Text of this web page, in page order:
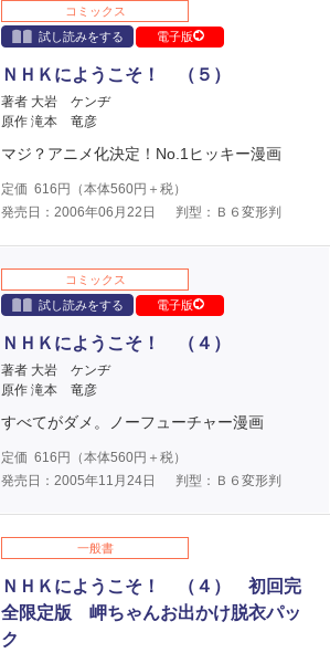
コミックス
試し読みをする
電子版
ＮＨＫにようこそ！ （５）
著者 大岩 ケンヂ
原作 滝本 竜彦
マジ？アニメ化決定！No.1ヒッキー漫画
定価 616 円（本体560円＋税）
発売日：2006年06月22日
判型：Ｂ６変形判
コミックス
試し読みをする
電子版
ＮＨＫにようこそ！ （４）
著者 大岩 ケンヂ
原作 滝本 竜彦
すべてがダメ。ノーフューチャー漫画
定価 616 円（本体560円＋税）
発売日：2005年11月24日
判型：Ｂ６変形判
一般書
ＮＨＫにようこそ！ （４） 初回完
全限定版 岬ちゃんお出かけ脱衣パッ
ク